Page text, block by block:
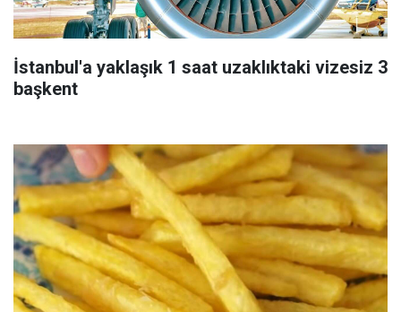
İstanbul'a yaklaşık 1 saat uzaklıktaki vizesiz 3
başkent